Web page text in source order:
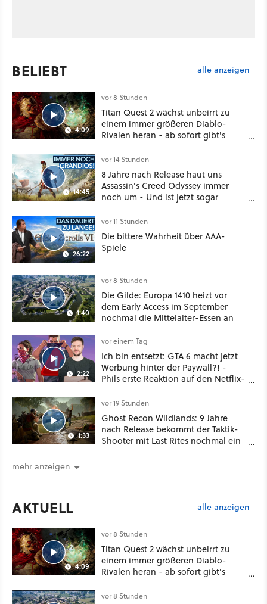
BELIEBT alle anzeigen
4:09
vor 8 Stunden
Titan Quest 2 wächst unbeirrt zu
einem immer größeren Diablo-
Rivalen heran - ab sofort gibt's
Klasse
14:45
vor 14 Stunden
8 Jahre nach Release haut uns
Assassin's Creed Odyssey immer
noch um - Und ist jetzt sogar
26:22
vor 11 Stunden
Die bittere Wahrheit über AAA-
Spiele
1:40
vor 8 Stunden
Die Gilde: Europa 1410 heizt vor
dem Early Access im September
nochmal die Mittelalter-Essen an
2:22
vor einem Tag
Ich bin entsetzt: GTA 6 macht jetzt
Werbung hinter der Paywall?! -
Phils erste Reaktion auf den Netflix-
1:33
vor 19 Stunden
Ghost Recon Wildlands: 9 Jahre
nach Release bekommt der Taktik-
Shooter mit Last Rites nochmal ein
mehr anzeigen
AKTUELL alle anzeigen
4:09
vor 8 Stunden
Titan Quest 2 wächst unbeirrt zu
einem immer größeren Diablo-
Rivalen heran - ab sofort gibt's
Klasse
vor 8 Stunden